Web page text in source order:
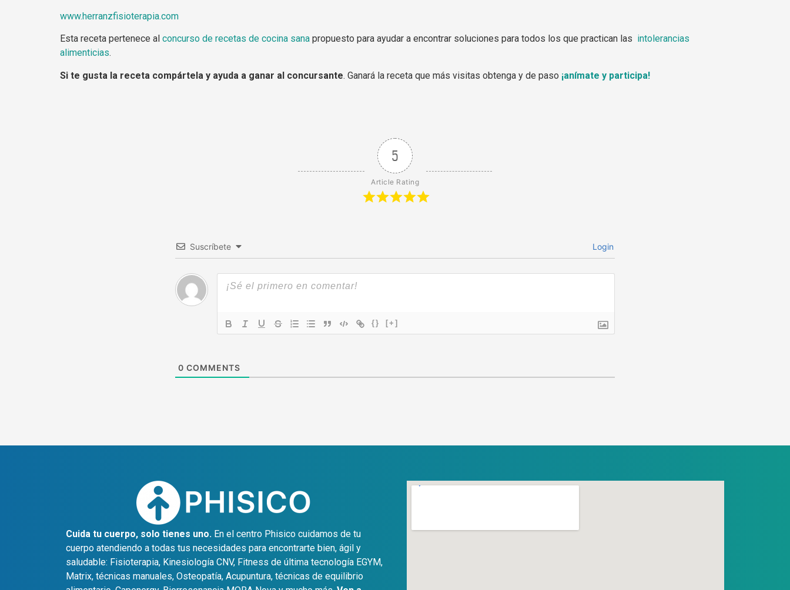
www.herranzfisioterapia.com
Esta receta pertenece al concurso de recetas de cocina sana propuesto para ayudar a encontrar soluciones para todos los que practican las intolerancias
alimenticias.
Si te gusta la receta compártela y ayuda a ganar al concursante. Ganará la receta que más visitas obtenga y de paso ¡anímate y participa!
5
Article Rating
Suscríbete Login
{} [+]
0 COMMENTS
Cuida tu cuerpo, solo tienes uno. En el centro Phisico cuidamos de tu
cuerpo atendiendo a todas tus necesidades para encontrarte bien, ágil y
saludable: Fisioterapia, Kinesiología CNV, Fitness de última tecnología EGYM,
Matrix, técnicas manuales, Osteopatía, Acupuntura, técnicas de equilibrio